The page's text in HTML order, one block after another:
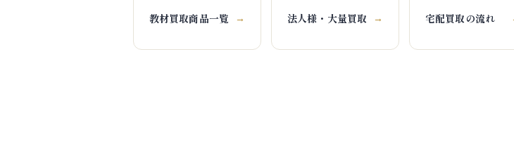
教材買取商品一覧 → 法人様・大量買取 → 宅配買取の流れ